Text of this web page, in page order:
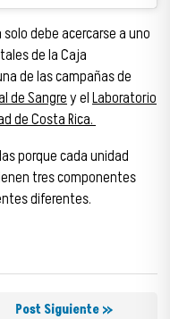
debe acercarse a uno
de la Caja
de las campañas de
de Sangrey elLaboratorio
de Costa Rica.
porque cada unidad
tres componentes
diferentes.
Post Siguiente »